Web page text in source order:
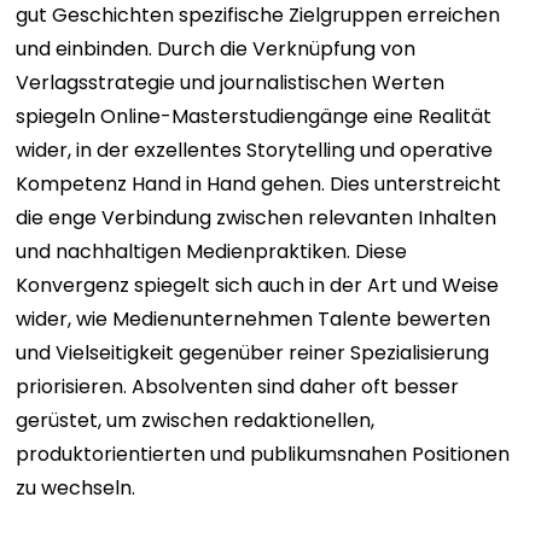
gut Geschichten spezifische Zielgruppen erreichen
und einbinden. Durch die Verknüpfung von
Verlagsstrategie und journalistischen Werten
spiegeln Online-Masterstudiengänge eine Realität
wider, in der exzellentes Storytelling und operative
Kompetenz Hand in Hand gehen. Dies unterstreicht
die enge Verbindung zwischen relevanten Inhalten
und nachhaltigen Medienpraktiken. Diese
Konvergenz spiegelt sich auch in der Art und Weise
wider, wie Medienunternehmen Talente bewerten
und Vielseitigkeit gegenüber reiner Spezialisierung
priorisieren. Absolventen sind daher oft besser
gerüstet, um zwischen redaktionellen,
produktorientierten und publikumsnahen Positionen
zu wechseln.